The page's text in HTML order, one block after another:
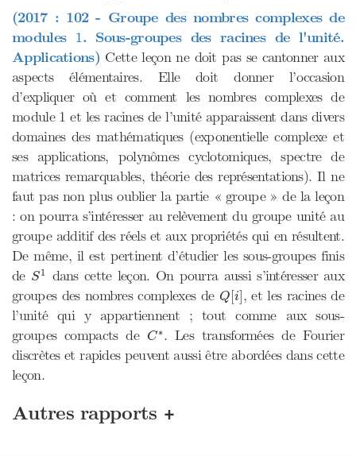
(2017 : 102 - Groupe des nombres complexes de
modules 1
1 . Sous-groupes des racines de l'unité.
Applications) Cette leçon ne doit pas se cantonner aux
aspects élémentaires. Elle doit donner l’occasion
d’expliquer où et comment les nombres complexes de
module 1 et les racines de l’unité apparaissent dans divers
domaines des mathématiques (exponentielle complexe et
ses applications, polynômes cyclotomiques, spectre de
matrices remarquables, théorie des représentations). Il ne
faut pas non plus oublier la partie « groupe » de la leçon
: on pourra s’intéresser au relèvement du groupe unité au
groupe additif des réels et aux propriétés qui en résultent.
De même, il est pertinent d’étudier les sous-groupes finis
de S1
S1 dans cette leçon. On pourra aussi s’intéresser aux
groupes des nombres complexes de Q[i]
Q[i], et les racines de
l’unité qui y appartiennent ; tout comme aux sous-
groupes compacts de C∗
C∗. Les transformées de Fourier
discrètes et rapides peuvent aussi être abordées dans cette
leçon.
Autres rapports +